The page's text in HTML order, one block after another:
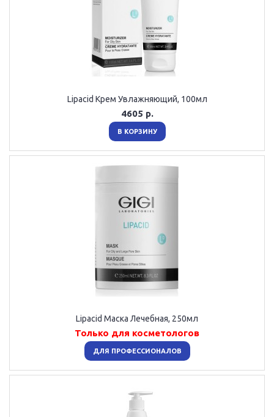
Lipacid Крем Увлажняющий, 100мл
4605 р.
В КОРЗИНУ
Lipacid Маска Лечебная, 250мл
Только для косметологов
ДЛЯ ПРОФЕССИОНАЛОВ